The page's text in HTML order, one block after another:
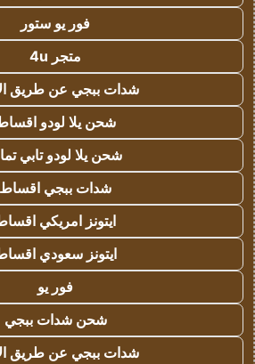
فور يو ستور
متجر 4u
شدات ببجي عن طريق
شحن يلا لودو
شحن يلا لودو تابي
شدات ببجي اقساط
ايتونز امريكي
ايتونز سعودي
فور يو
شحن شدات ببجي
شدات ببجي عن طريق